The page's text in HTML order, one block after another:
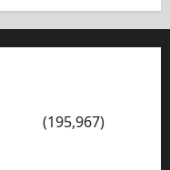
(195,967)